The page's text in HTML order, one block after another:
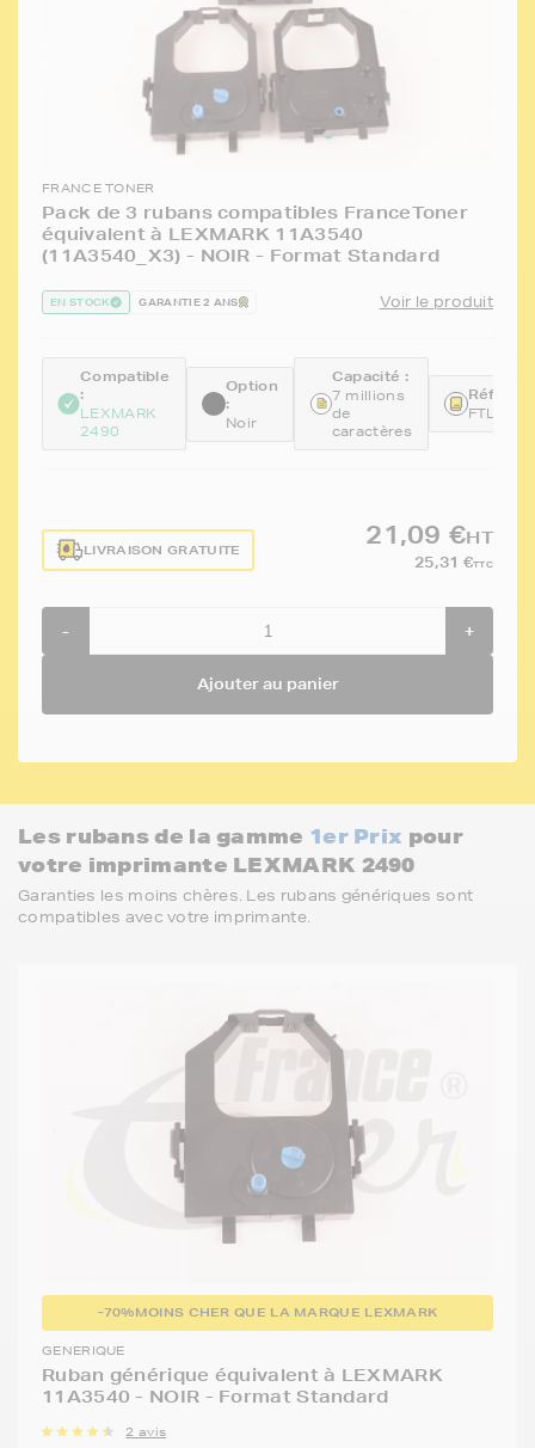
FRANCE TONER
Pack de 3 rubans compatibles FranceToner
équivalent à LEXMARK 11A3540
(11A3540_X3) - NOIR - Format Standard
EN STOCK GARANTIE 2 ANS Voir le produit
Compatible
:
LEXMARK
2490
Option
:
Noir
Capacité :
7 millions
de
caractères
LIVRAISON GRATUITE
21,09 €HT
25,31 €TTC
- +
Ajouter au panier
Les rubans de la gamme 1er Prix pour
votre imprimante LEXMARK 2490
Garanties les moins chères. Les rubans génériques sont
compatibles avec votre imprimante.
-70%MOINS CHER QUE LA MARQUE LEXMARK
GENERIQUE
Ruban générique équivalent à LEXMARK
11A3540 - NOIR - Format Standard
2 avis